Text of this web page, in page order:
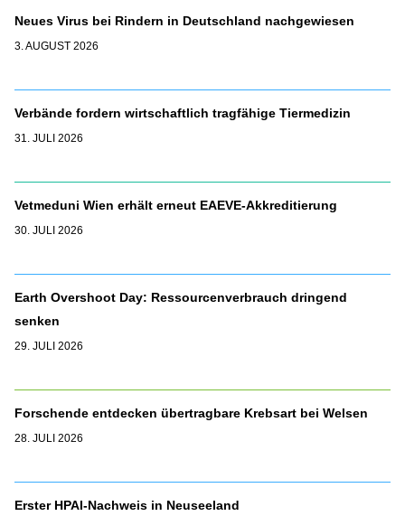
Neues Virus bei Rindern in Deutschland nachgewiesen
3. AUGUST 2026
Verbände fordern wirtschaftlich tragfähige Tiermedizin
31. JULI 2026
Vetmeduni Wien erhält erneut EAEVE-Akkreditierung
30. JULI 2026
Earth Overshoot Day: Ressourcenverbrauch dringend
senken
29. JULI 2026
Forschende entdecken übertragbare Krebsart bei Welsen
28. JULI 2026
Erster HPAI-Nachweis in Neuseeland